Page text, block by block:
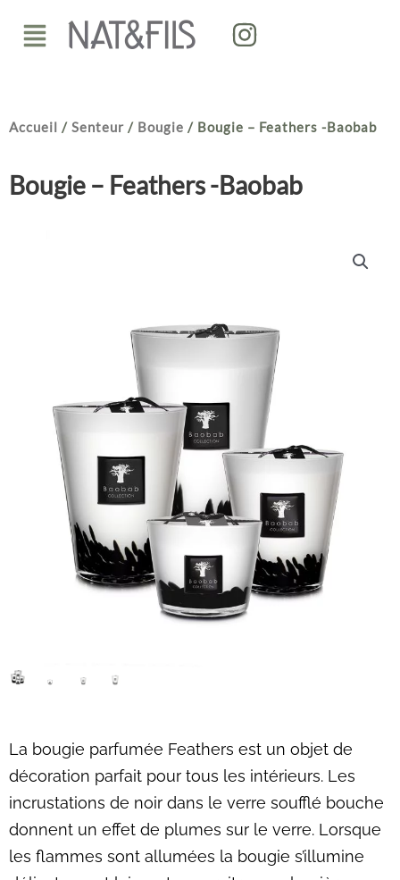
contenu
Menu
Accueil / Senteur / Bougie / Bougie – Feathers -Baobab
Bougie – Feathers -Baobab
La bougie parfumée Feathers est un objet de
décoration parfait pour tous les intérieurs. Les
incrustations de noir dans le verre soufflé bouche
donnent un effet de plumes sur le verre. Lorsque
les flammes sont allumées la bougie s’illumine